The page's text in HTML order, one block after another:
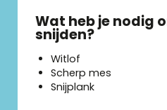
Wat heb je nodig
snijden?
Witlof
Scherp mes
Snijplank